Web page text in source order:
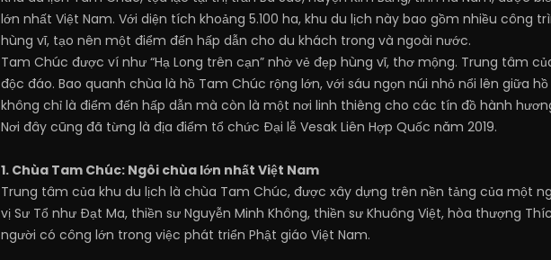
lớn nhất Việt Nam. Với diện tích khoảng 5.100 ha, khu du lịch này bao gồm nhiều công
hùng vĩ, tạo nên một điểm đến hấp dẫn cho du khách trong và ngoài nước.
Tam Chúc được ví như “Hạ Long trên cạn” nhờ vẻ đẹp hùng vĩ, thơ mộng. Trung tâm
độc đáo. Bao quanh chùa là hồ Tam Chúc rộng lớn, với sáu ngọn núi nhỏ nổi lên giữa
không chỉ là điểm đến hấp dẫn mà còn là một nơi linh thiêng cho các tín đồ hành
Nơi đây cũng đã từng là địa điểm tổ chức Đại lễ Vesak Liên Hợp Quốc năm 2019.
1. Chùa Tam Chúc: Ngôi chùa lớn nhất Việt Nam
Trung tâm của khu du lịch là chùa Tam Chúc, được xây dựng trên nền tảng của một
vị Sư Tổ như Đạt Ma, thiền sư Nguyễn Minh Không, thiền sư Khuông Việt, hòa thượng
người có công lớn trong việc phát triển Phật giáo Việt Nam.